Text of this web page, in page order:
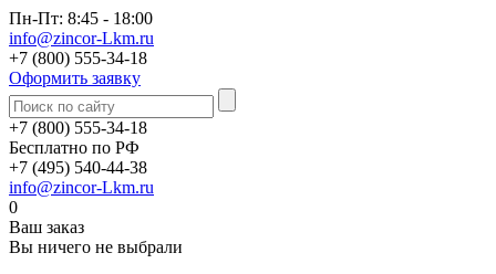
Пн-Пт: 8:45 - 18:00
info@zincor-Lkm.ru
+7 (800) 555-34-18
Оформить заявку
+7 (800) 555-34-18
Бесплатно по РФ
+7 (495) 540-44-38
info@zincor-Lkm.ru
0
Ваш заказ
Вы ничего не выбрали